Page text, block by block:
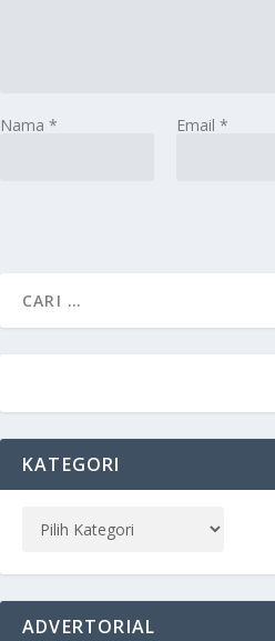
Nama * Email*
KATEGORI
ADVERTORIAL